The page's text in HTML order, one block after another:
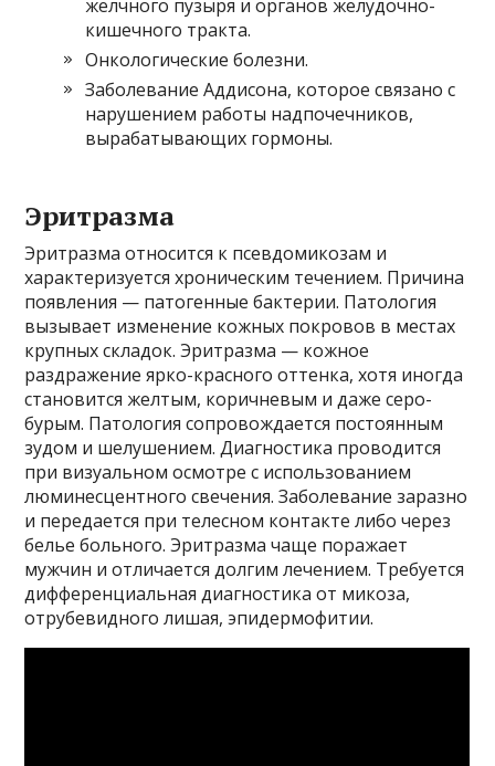
желчного пузыря и органов желудочно-
кишечного тракта.
Онкологические болезни.
Заболевание Аддисона, которое связано с
нарушением работы надпочечников,
вырабатывающих гормоны.
Эритразма
Эритразма относится к псевдомикозам и
характеризуется хроническим течением. Причина
появления — патогенные бактерии. Патология
вызывает изменение кожных покровов в местах
крупных складок. Эритразма — кожное
раздражение ярко-красного оттенка, хотя иногда
становится желтым, коричневым и даже серо-
бурым. Патология сопровождается постоянным
зудом и шелушением. Диагностика проводится
при визуальном осмотре с использованием
люминесцентного свечения. Заболевание заразно
и передается при телесном контакте либо через
белье больного. Эритразма чаще поражает
мужчин и отличается долгим лечением. Требуется
дифференциальная диагностика от микоза,
отрубевидного лишая, эпидермофитии.